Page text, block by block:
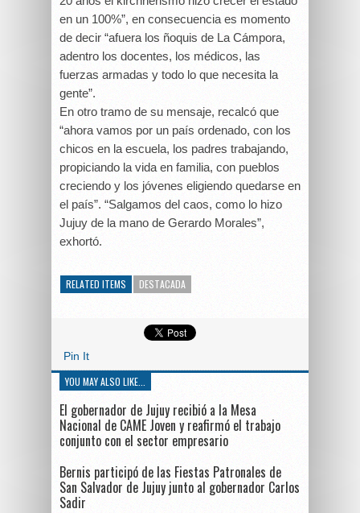
en un 100%”, en consecuencia es momento
de decir “afuera los ñoquis de La Cámpora,
adentro los docentes, los médicos, las
fuerzas armadas y todo lo que necesita la
gente”.
En otro tramo de su mensaje, recalcó que
“ahora vamos por un país ordenado, con los
chicos en la escuela, los padres trabajando,
propiciando la vida en familia, con pueblos
creciendo y los jóvenes eligiendo quedarse en
el país”. “Salgamos del caos, como lo hizo
Jujuy de la mano de Gerardo Morales”,
exhortó.
RELATED ITEMS DESTACADA
Pin It
YOU MAY ALSO LIKE...
El gobernador de Jujuy recibió a la Mesa
Nacional de CAME Joven y reafirmó el trabajo
conjunto con el sector empresario
Bernis participó de las Fiestas Patronales de
San Salvador de Jujuy junto al gobernador Carlos
Sadir